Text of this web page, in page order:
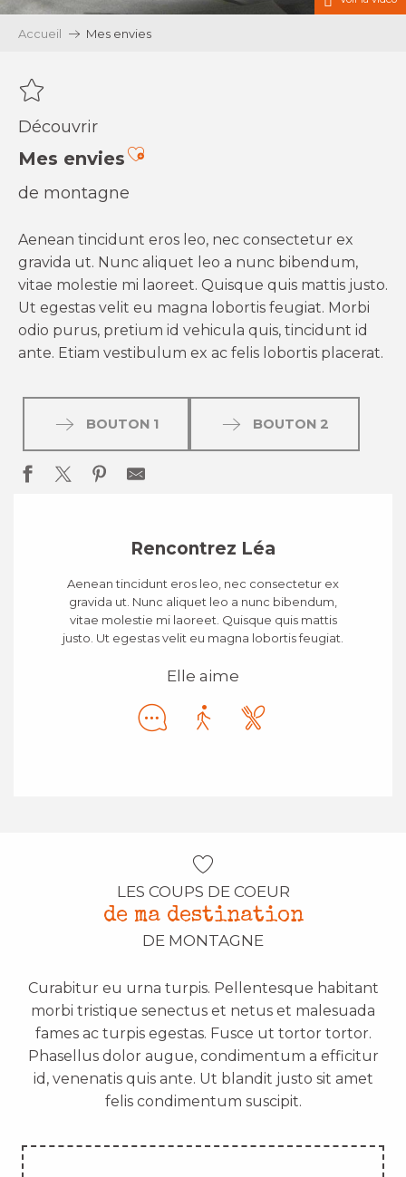
Accueil Mes envies
Découvrir
Mes enviesAjouter aux favoris
de montagne
Aenean tincidunt eros leo, nec consectetur ex
gravida ut. Nunc aliquet leo a nunc bibendum,
vitae molestie mi laoreet. Quisque quis mattis justo.
Ut egestas velit eu magna lobortis feugiat. Morbi
odio purus, pretium id vehicula quis, tincidunt id
ante. Etiam vestibulum ex ac felis lobortis placerat.
BOUTON 1 BOUTON 2
Rencontrez Léa
Aenean tincidunt eros leo, nec consectetur ex
gravida ut. Nunc aliquet leo a nunc bibendum,
vitae molestie mi laoreet. Quisque quis mattis
justo. Ut egestas velit eu magna lobortis feugiat.
Elle aime
LES COUPS DE COEUR
de ma destination
DE MONTAGNE
Curabitur eu urna turpis. Pellentesque habitant
morbi tristique senectus et netus et malesuada
fames ac turpis egestas. Fusce ut tortor tortor.
Phasellus dolor augue, condimentum a efficitur
id, venenatis quis ante. Ut blandit justo sit amet
felis condimentum suscipit.